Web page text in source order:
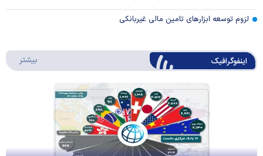
لزوم توسعه ابزارهای تامین مالی غیربانکی
اینفوگرافیک بیشتر